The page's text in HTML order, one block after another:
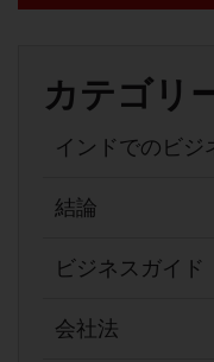
カテゴリ
インドでのビジ
結論
ビジネスガイド
会社法